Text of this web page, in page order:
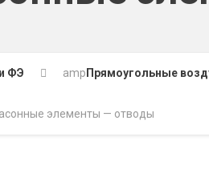
ФЭ amp Прямоугольные
элементы — отводы